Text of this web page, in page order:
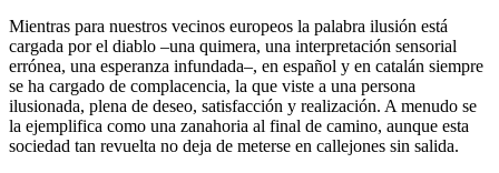
Mientras para nuestros vecinos europeos la palabra ilusión está
cargada por el diablo –una quimera, una interpretación sensorial
errónea, una esperanza infundada–, en español y en catalán siempre
se ha cargado de complacencia, la que viste a una persona
ilusionada, plena de deseo, satisfacción y realización. A menudo se
la ejemplifica como una zanahoria al final de camino, aunque esta
sociedad tan revuelta no deja de meterse en callejones sin salida.